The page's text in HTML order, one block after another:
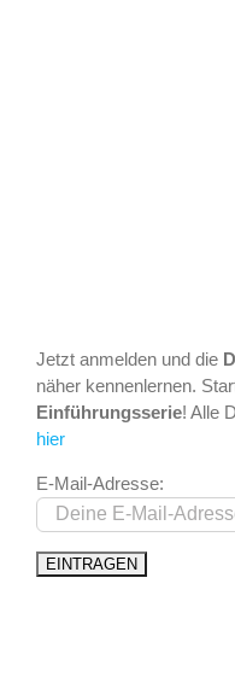
Jetzt anmelden und die
näher kennenlernen.
Einführungsserie! Alle
hier
E-Mail-Adresse: